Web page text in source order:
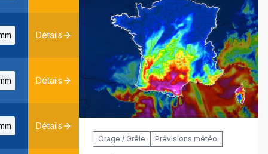
Détails
Détails
Détails
Orage / Grêle Prévisions météo